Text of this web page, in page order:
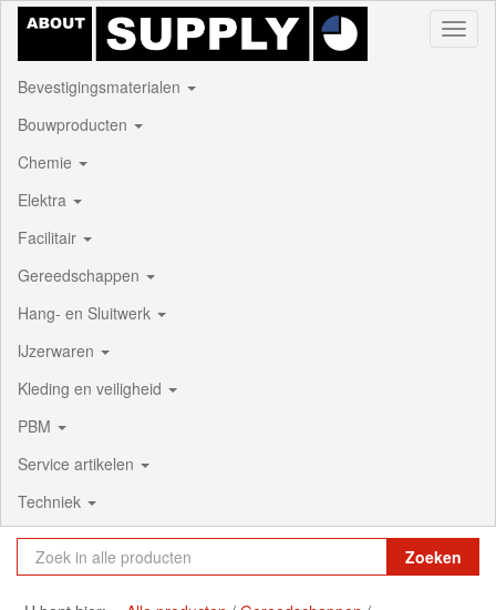
Bevestigingsmaterialen
Bouwproducten
Chemie
Elektra
Facilitair
Gereedschappen
Hang- en Sluitwerk
IJzerwaren
Kleding en veiligheid
PBM
Service artikelen
Techniek
Zoeken